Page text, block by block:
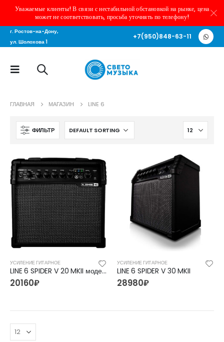
Уважаемые клиенты! В связи с нестабильной обстановкой на рынке, цена
может не соответствовать, просьба уточнять по телефону!
г. Ростов-на-Дону,
ул. Шолохова 1
+7(950)848-63-11
ГЛАВНАЯ МАГАЗИН LINE 6
ФИЛЬТР
УСИЛЕНИЕ ГИТАРНОЕ
LINE 6 SPIDER V 20 MKII моделирующий гитарный комбоусилитель, 20 Вт
20160₽
УСИЛЕНИЕ ГИТАРНОЕ
LINE 6 SPIDER V 30 MKII
28980₽